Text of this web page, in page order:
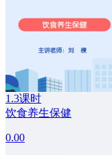
1.3课时
饮食养生保健
0.00